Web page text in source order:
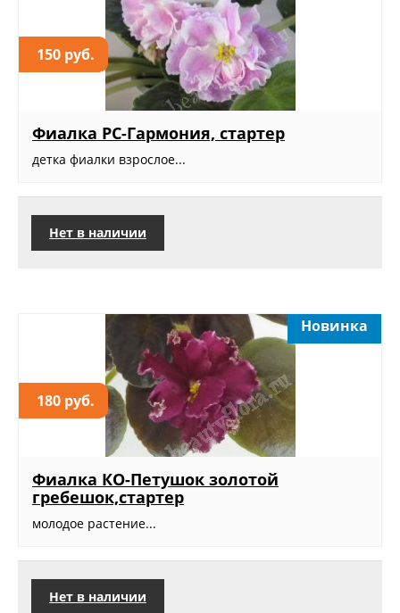
150 руб.
Фиалка РС-Гармония, стартер
детка фиалки взрослое...
Нет в наличии
180 руб.
Новинка
Фиалка КО-Петушок золотой
гребешок,стартер
молодое растение...
Нет в наличии